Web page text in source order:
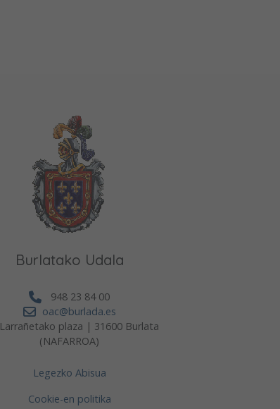
Burlatako Udala
948 23 84 00
oac@burlada.es
Larrañetako plaza | 31600 Burlata
(NAFARROA)
Legezko Abisua
Cookie-en politika